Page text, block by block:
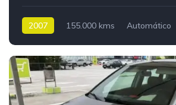
2007 155.000 kms Automático